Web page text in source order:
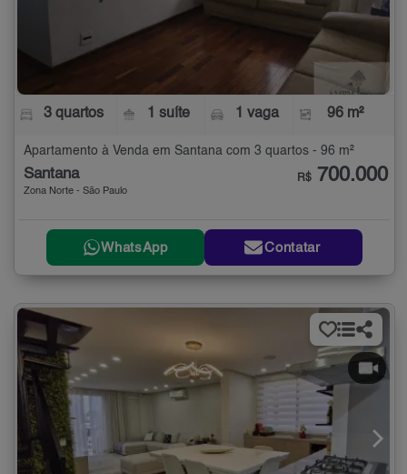
3 quartos 1 suíte 1 vaga 96 m²
Apartamento à Venda em Santana com 3 quartos - 96 m²
Santana
Zona Norte - São Paulo
R$ 700.000
WhatsApp Contatar